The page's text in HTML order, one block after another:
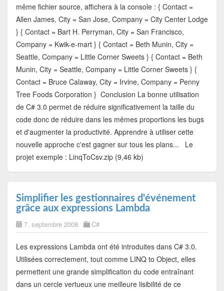
même fichier source, affichera à la console : { Contact =
Allen James, City = San Jose, Company = City Center Lodge
} { Contact = Bart H. Perryman, City = San Francisco,
Company = Kwik-e-mart } { Contact = Beth Munin, City =
Seattle, Company = Little Corner Sweets } { Contact = Beth
Munin, City = Seattle, Company = Little Corner Sweets } {
Contact = Bruce Calaway, City = Irvine, Company = Penny
Tree Foods Corporation } Conclusion La bonne utilisation
de C# 3.0 permet de réduire significativement la taille du
code donc de réduire dans les mêmes proportions les bugs
et d'augmenter la productivité. Apprendre à utiliser cette
nouvelle approche c'est gagner sur tous les plans... Le
projet exemple : LinqToCsv.zip (9,46 kb)
Simplifier les gestionnaires d'événement
grâce aux expressions Lambda
7. septembre 2008 C#
Les expressions Lambda ont été introduites dans C# 3.0.
Utilisées correctement, tout comme LINQ to Object, elles
permettent une grande simplification du code entraînant
dans un cercle vertueux une meilleure lisibilité de ce